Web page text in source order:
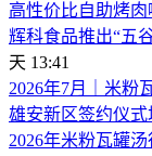
高性价比自助烤
辉科食品推出“五
天 13:41
2026年7月｜米粉
雄安新区签约仪
2026年米粉瓦罐